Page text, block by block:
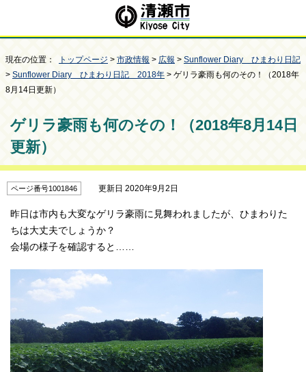
現在の位置： トップページ > 市政情報 > 広報 > Sunflower Diary ひまわり日記
> Sunflower Diary ひまわり日記 2018年 > ゲリラ豪雨も何のその！（2018年
8月14日更新）
ゲリラ豪雨も何のその！（2018年8月14日
更新）
ページ番号1001846 更新日 2020年9月2日
昨日は市内も大変なゲリラ豪雨に見舞われましたが、ひまわりた
ちは大丈夫でしょうか？
会場の様子を確認すると……